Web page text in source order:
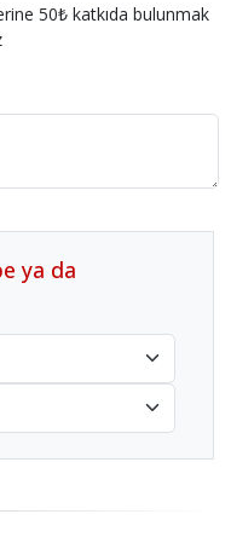
50₺ katkıda bulunmak
ya da